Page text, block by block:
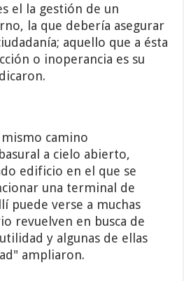
el la gestión de un
la que debería asegurar
aquello que a ésta
o inoperancia es su
camino
a cielo abierto,
edificio en el que se
una terminal de
puede verse a muchas
revuelven en busca de
y algunas de ellas
ampliaron.